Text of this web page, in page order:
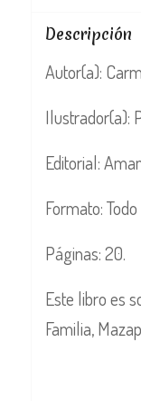
Descripción
Autor(a):
Ilustrador(a):
Editorial:
Formato:
Páginas: 20.
Este libro es
Familia,